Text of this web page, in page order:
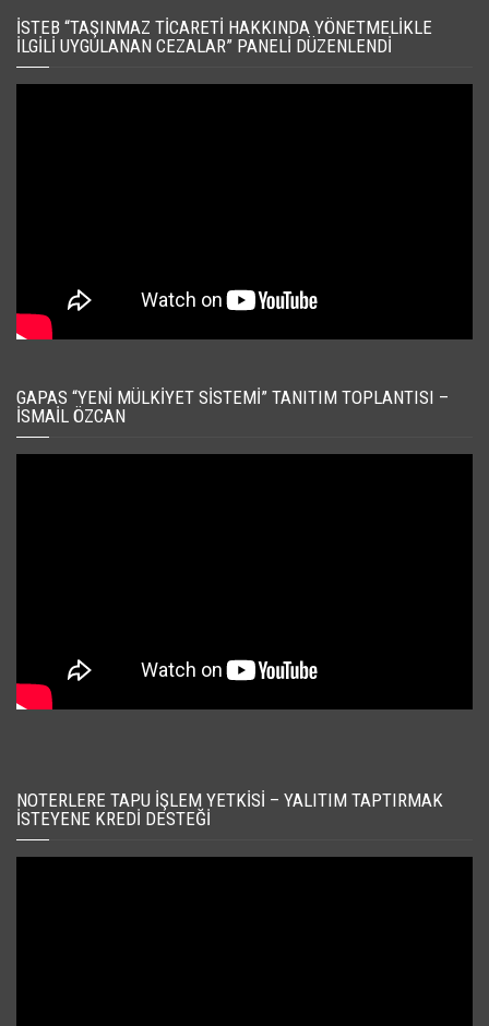
İSTEB “TAŞINMAZ TICARETI HAKKINDA YÖNETMELIKLE
İLGILI UYGULANAN CEZALAR” PANELI DÜZENLENDI
GAPAS “YENI MÜLKIYET SISTEMI” TANITIM TOPLANTISI –
İSMAIL ÖZCAN
NOTERLERE TAPU İŞLEM YETKISI – YALITIM TAPTIRMAK
İSTEYENE KREDI DESTEĞI